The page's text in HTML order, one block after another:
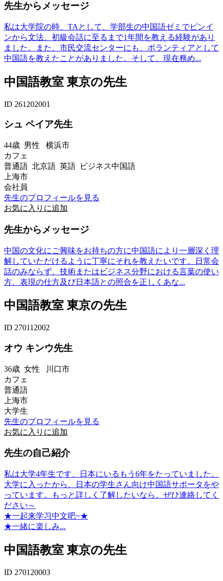
先生からメッセージ
私は大学院の時、TAとして、学部生の中国語ゼミでピンイ
ンから文法、初級会話に至るまで1年間を教える経験があり
ました。また、市民交流センターにも、ボランティアとして
中国語を教えたことがありました。そして、現在務め...
中国語教室 東京の先生
ID 261202001
シュ ペイア先生
44歳 男性 横浜市
カフェ
普通語 北京語 英語 ビジネス中国語
上海市
会社員
先生のプロフィールを見る
お気に入りに追加
先生からメッセージ
中国の文化にご興味をお持ちの方に中国語により一層深く理
解していただけるように丁寧にそれを教えたいです。日常会
話のみならず、技術またはビジネス分野における言葉の使い
方、表現の仕方及び日本語との照合を正しくあな...
中国語教室 東京の先生
ID 270112002
オウ キンウ先生
36歳 女性 川口市
カフェ
普通語
上海市
大学生
先生のプロフィールを見る
お気に入りに追加
先生の自己紹介
私は大学4年生です、日本にいるもう6年をたっていました。
大学に入ったから、日本の学生さん向け中国語サポータをや
っています。もっと詳しく了解したいなら、ぜひ連絡してく
ださい～
★一起来学习中文吧~★
★一緒に楽しみ...
中国語教室 東京の先生
ID 270120003